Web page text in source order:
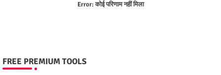
Error:कोई परिणाम नहीं मिला
FREE PREMIUM TOOLS